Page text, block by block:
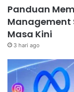
Panduan
Management
Masa Kini
3 hari ago